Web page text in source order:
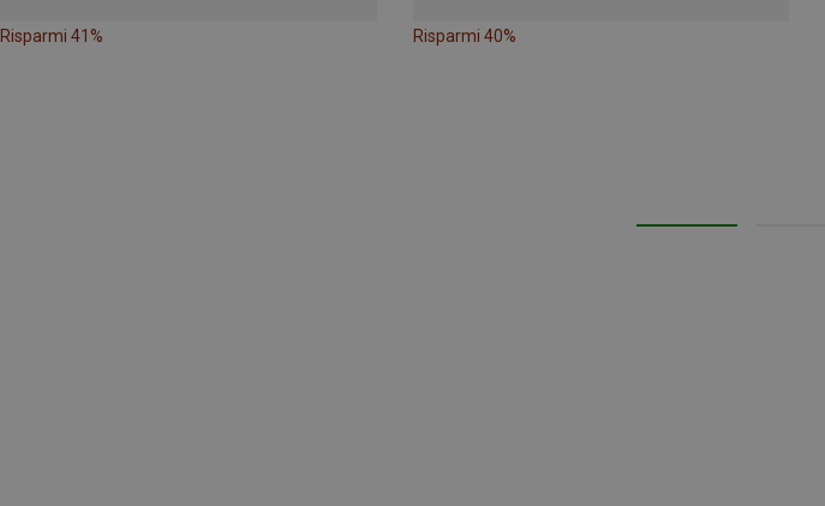
Risparmi 41% Risparmi 40%